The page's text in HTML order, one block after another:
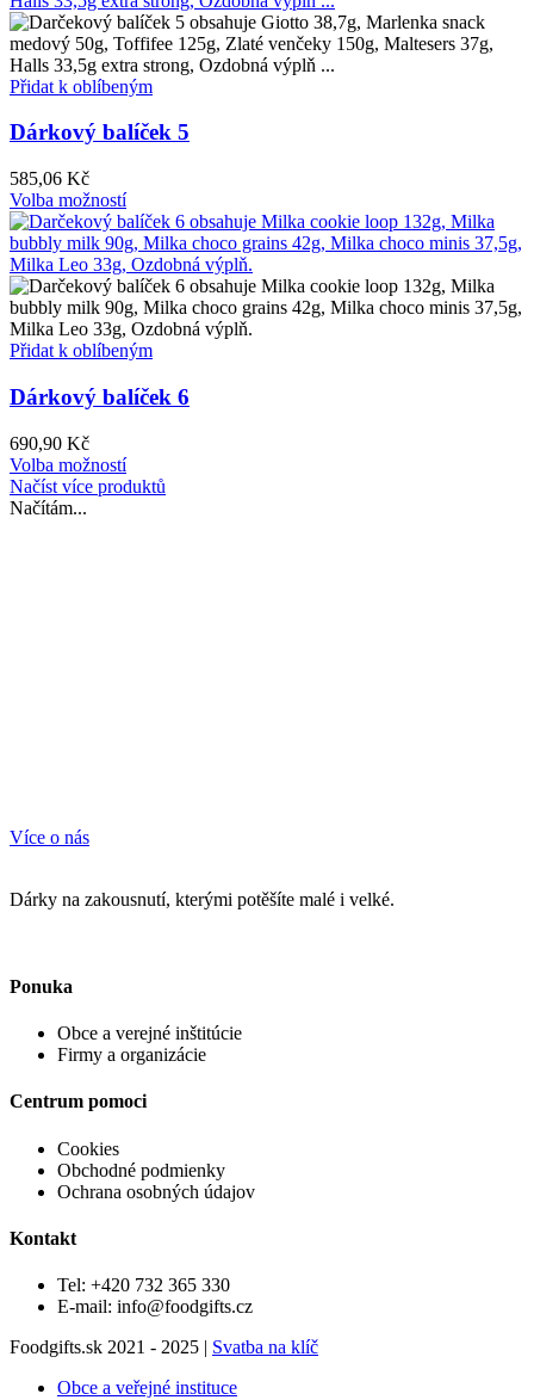
Přidat k oblíbeným
Dárkový balíček 5
585,06 Kč
Volba možností
Přidat k oblíbeným
Dárkový balíček 6
690,90 Kč
Volba možností
Načíst více produktů
Načítám...
Více o nás
Dárky na zakousnutí, kterými potěšíte malé i velké.
Ponuka
Obce a verejné inštitúcie
Firmy a organizácie
Centrum pomoci
Cookies
Obchodné podmienky
Ochrana osobných údajov
Kontakt
Tel: +420 732 365 330
E-mail: info@foodgifts.cz
Foodgifts.sk 2021 - 2025 | Svatba na klíč
Obce a veřejné instituce